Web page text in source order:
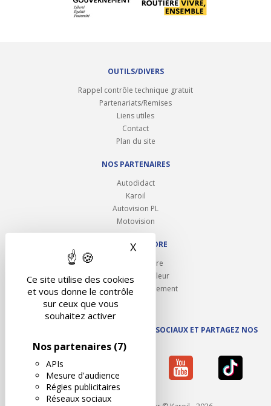
Ce site utilise des cookies
et vous donne le contrôle
sur ceux que vous
souhaitez activer
Nos partenaires (7)
APIs
Mesure d'audience
Régies publicitaires
Réseaux sociaux
X Masquer le bandeau des
OUTILS/DIVERS
Rappel contrôle technique gratuit
Partenariats/Remises
Liens utiles
Contact
Plan du site
NOS PARTENAIRES
Autodidact
Karoil
Autovision PL
Motovision
NOUS REJOINDRE
Ouvrir un centre
Devenez contrôleur
Carrières et recrutement
SUIVEZ AUTOVISION SUR LES RÉSEAUX SOCIAUX ET PARTAGEZ NOS
ACTUS